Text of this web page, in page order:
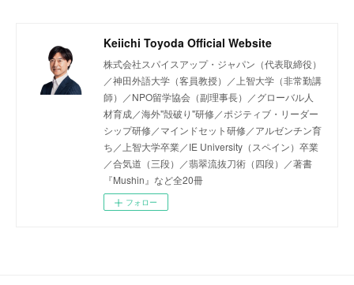
Keiichi Toyoda Official Website
株式会社スパイスアップ・ジャパン（代表取締役）
／神田外語大学（客員教授）／上智大学（非常勤講
師）／NPO留学協会（副理事長）／グローバル人
材育成／海外"殻破り"研修／ポジティブ・リーダー
シップ研修／マインドセット研修／アルゼンチン育
ち／上智大学卒業／IE University（スペイン）卒業
／合気道（三段）／翡翠流抜刀術（四段）／著書
『Mushin』など全20冊
フォロー